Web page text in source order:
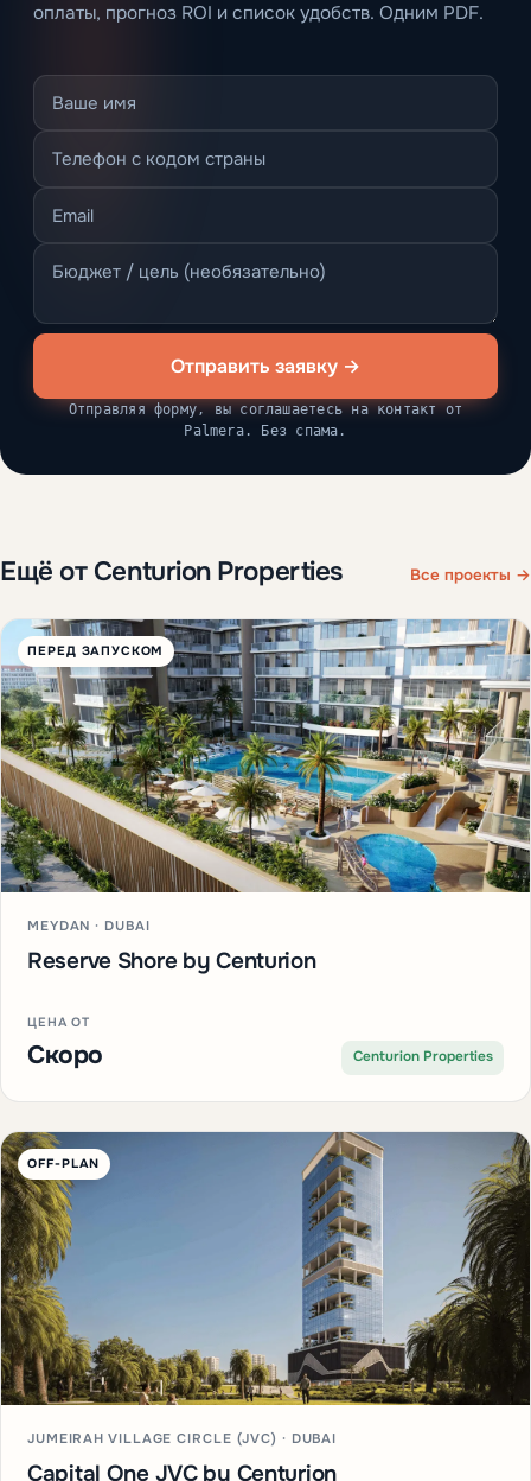
оплаты, прогноз ROI и список удобств. Одним PDF.
Отправить заявку →
Отправляя форму, вы соглашаетесь на контакт от
Palmera. Без спама.
Ещё от Centurion Properties Все проекты →
ПЕРЕД ЗАПУСКОМ
MEYDAN · DUBAI
Reserve Shore by Centurion
ЦЕНА ОТ
Скоро Centurion Properties
OFF-PLAN
JUMEIRAH VILLAGE CIRCLE (JVC) · DUBAI
Capital One JVC by Centurion